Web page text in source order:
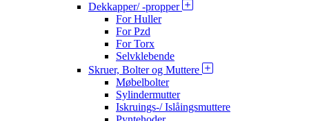
Dekkapper/ -propper
For Huller
For Pzd
For Torx
Selvklebende
Skruer, Bolter og Muttere
Møbelbolter
Sylindermutter
Iskruings-/ Islåingsmuttere